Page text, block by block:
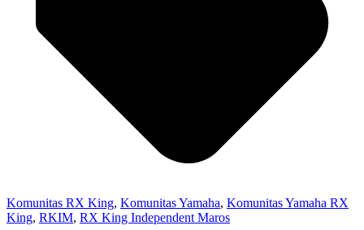
Komunitas RX King, Komunitas Yamaha, Komunitas Yamaha RX
King, RKIM, RX King Independent Maros